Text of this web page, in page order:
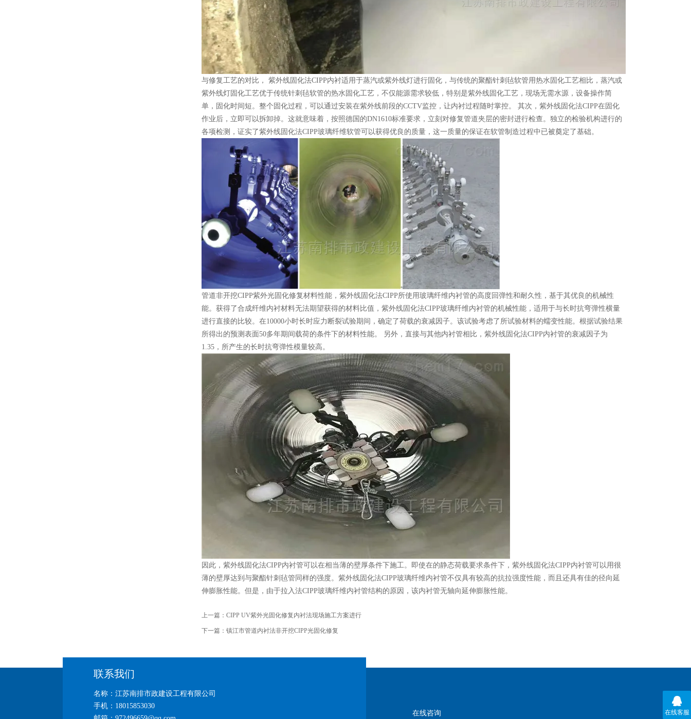
与修复工艺的对比， 紫外线固化法CIPP内衬适用于蒸汽或紫外线灯进行固化，与传统的聚酯针刺毡软管用热水固化工艺相比，蒸汽或
紫外线灯固化工艺优于传统针刺毡软管的热水固化工艺，不仅能源需求较低，特别是紫外线固化工艺，现场无需水源，设备操作简
单，固化时间短。整个固化过程，可以通过安装在紫外线前段的CCTV监控，让内衬过程随时掌控。 其次，紫外线固化法CIPP在固化
作业后，立即可以拆卸掉。这就意味着，按照德国的DN1610标准要求，立刻对修复管道夹层的密封进行检查。独立的检验机构进行的
各项检测，证实了紫外线固化法CIPP玻璃纤维软管可以获得优良的质量，这一质量的保证在软管制造过程中已被奠定了基础。
管道非开挖CIPP紫外光固化修复材料性能，紫外线固化法CIPP所使用玻璃纤维内衬管的高度回弹性和耐久性，基于其优良的机械性
能。获得了合成纤维内衬材料无法期望获得的材料比值，紫外线固化法CIPP玻璃纤维内衬管的机械性能，适用于与长时抗弯弹性横量
进行直接的比较。在10000小时长时应力断裂试验期间，确定了荷载的衰减因子。该试验考虑了所试验材料的蠕变性能。根据试验结果
所得出的预测表面50多年期间载荷的条件下的材料性能。 另外，直接与其他内衬管相比，紫外线固化法CIPP内衬管的衰减因子为
1.35，所产生的长时抗弯弹性模量较高。
因此，紫外线固化法CIPP内衬管可以在相当薄的壁厚条件下施工。即使在的静态荷载要求条件下，紫外线固化法CIPP内衬管可以用很
薄的壁厚达到与聚酯针刺毡管同样的强度。紫外线固化法CIPP玻璃纤维内衬管不仅具有较高的抗拉强度性能，而且还具有佳的径向延
伸膨胀性能。但是，由于拉入法CIPP玻璃纤维内衬管结构的原因，该内衬管无轴向延伸膨胀性能。
上一篇： CIPP UV紫外光固化修复内衬法现场施工方案进行
下一篇： 镇江市管道内衬法非开挖CIPP光固化修复
联系我们
名称：江苏南排市政建设工程有限公司
手机：18015853030
在线咨询 在线客服